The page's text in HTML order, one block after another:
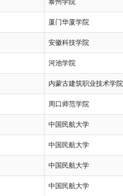
厦门华厦学院
安徽科技学院
河池学院
内蒙古建筑职业技术学院
周口师范学院
中国民航大学
中国民航大学
中国民航大学
中国民航大学